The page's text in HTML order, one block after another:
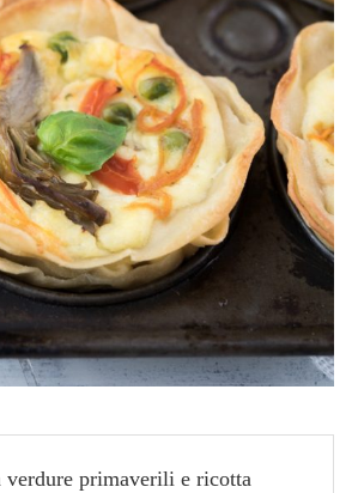
verdure primaverili e ricotta